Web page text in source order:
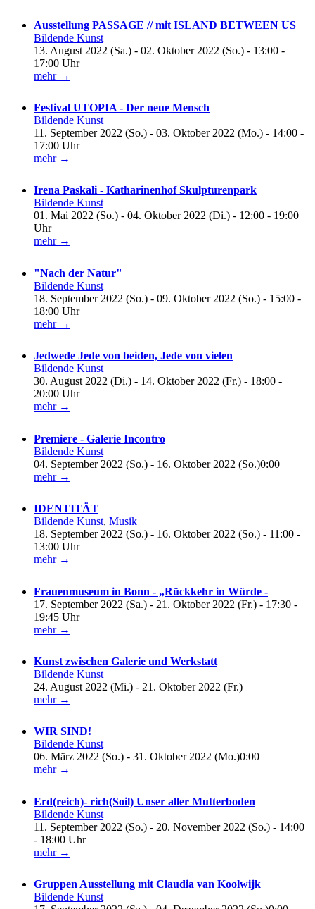
Ausstellung PASSAGE // mit ISLAND BETWEEN US
Bildende Kunst
13. August 2022 (Sa.) - 02. Oktober 2022 (So.) - 13:00 -
17:00 Uhr
mehr →
Festival UTOPIA - Der neue Mensch
Bildende Kunst
11. September 2022 (So.) - 03. Oktober 2022 (Mo.) - 14:00 -
17:00 Uhr
mehr →
Irena Paskali - Katharinenhof Skulpturenpark
Bildende Kunst
01. Mai 2022 (So.) - 04. Oktober 2022 (Di.) - 12:00 - 19:00
Uhr
mehr →
"Nach der Natur"
Bildende Kunst
18. September 2022 (So.) - 09. Oktober 2022 (So.) - 15:00 -
18:00 Uhr
mehr →
Jedwede Jede von beiden, Jede von vielen
Bildende Kunst
30. August 2022 (Di.) - 14. Oktober 2022 (Fr.) - 18:00 -
20:00 Uhr
mehr →
Premiere - Galerie Incontro
Bildende Kunst
04. September 2022 (So.) - 16. Oktober 2022 (So.)0:00
mehr →
IDENTITÄT
Bildende Kunst, Musik
18. September 2022 (So.) - 16. Oktober 2022 (So.) - 11:00 -
13:00 Uhr
mehr →
Frauenmuseum in Bonn - „Rückkehr in Würde -
17. September 2022 (Sa.) - 21. Oktober 2022 (Fr.) - 17:30 -
19:45 Uhr
mehr →
Kunst zwischen Galerie und Werkstatt
Bildende Kunst
24. August 2022 (Mi.) - 21. Oktober 2022 (Fr.)
mehr →
WIR SIND!
Bildende Kunst
06. März 2022 (So.) - 31. Oktober 2022 (Mo.)0:00
mehr →
Erd(reich)- rich(Soil) Unser aller Mutterboden
Bildende Kunst
11. September 2022 (So.) - 20. November 2022 (So.) - 14:00
- 18:00 Uhr
mehr →
Gruppen Ausstellung mit Claudia van Koolwijk
Bildende Kunst